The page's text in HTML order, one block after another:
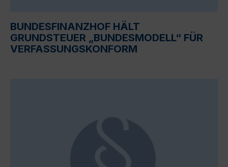
BUNDESFINANZHOF HÄLT
GRUNDSTEUER „BUNDESMODELL“ FÜR
VERFASSUNGSKONFORM